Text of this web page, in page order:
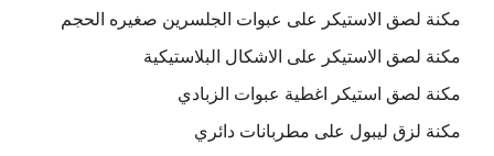
مكنة لصق الاستيكر على عبوات الجلسرين صغيره الحجم
مكنة لصق الاستيكر على الاشكال البلاستيكية
مكنة لصق استيكر اغطية عبوات الزبادي
مكنة لزق ليبول على مطربانات دائري